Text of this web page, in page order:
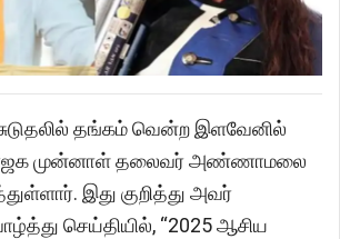
தங்கம் வென்ற இளவேனில்
முன்னாள் தலைவர் அண்ணாமலை
இது குறித்து அவர்
செய்தியில், “2025 ஆசிய